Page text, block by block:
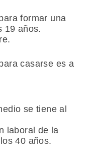
formar una
19 años.
casarse es a
se tiene al
laboral de la
40 años.